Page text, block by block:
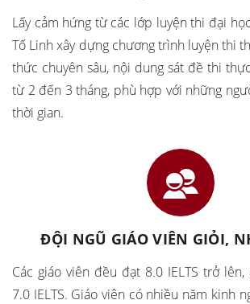
Lấy cảm hứng từ các lớp luyện thi đại
Tố Linh xây dựng chương trình luyện thi
thức chuyên sâu, nội dung sát đề thi
từ 2 đến 3 tháng, phù hợp với những
thời gian.
ĐỘI NGŨ GIÁO VIÊN GIỎI,
Các giáo viên đều đạt 8.0 IELTS trở
7.0 IELTS. Giáo viên có nhiều năm kinh